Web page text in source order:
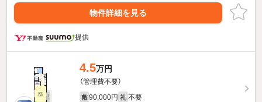
物件詳細を見る
提供
4.5万円
（管理費不要）
敷 90,000円 礼 不要